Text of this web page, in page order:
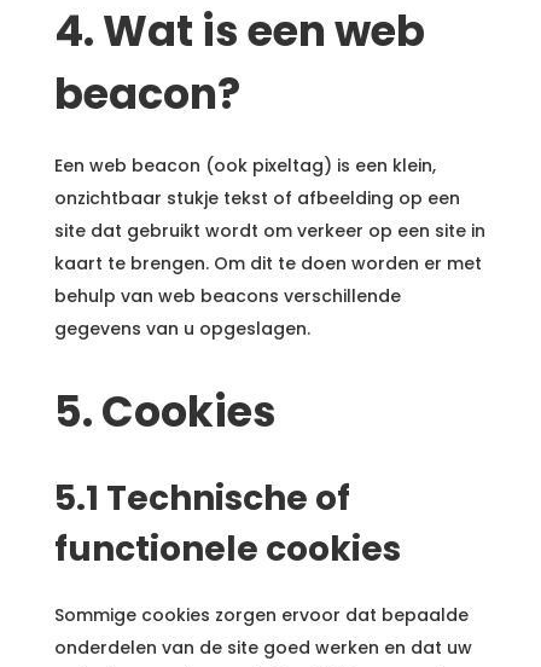
4. Wat is een web
beacon?
Een web beacon (ook pixeltag) is een klein,
onzichtbaar stukje tekst of afbeelding op een
site dat gebruikt wordt om verkeer op een site in
kaart te brengen. Om dit te doen worden er met
behulp van web beacons verschillende
gegevens van u opgeslagen.
5. Cookies
5.1 Technische of
functionele cookies
Sommige cookies zorgen ervoor dat bepaalde
onderdelen van de site goed werken en dat uw